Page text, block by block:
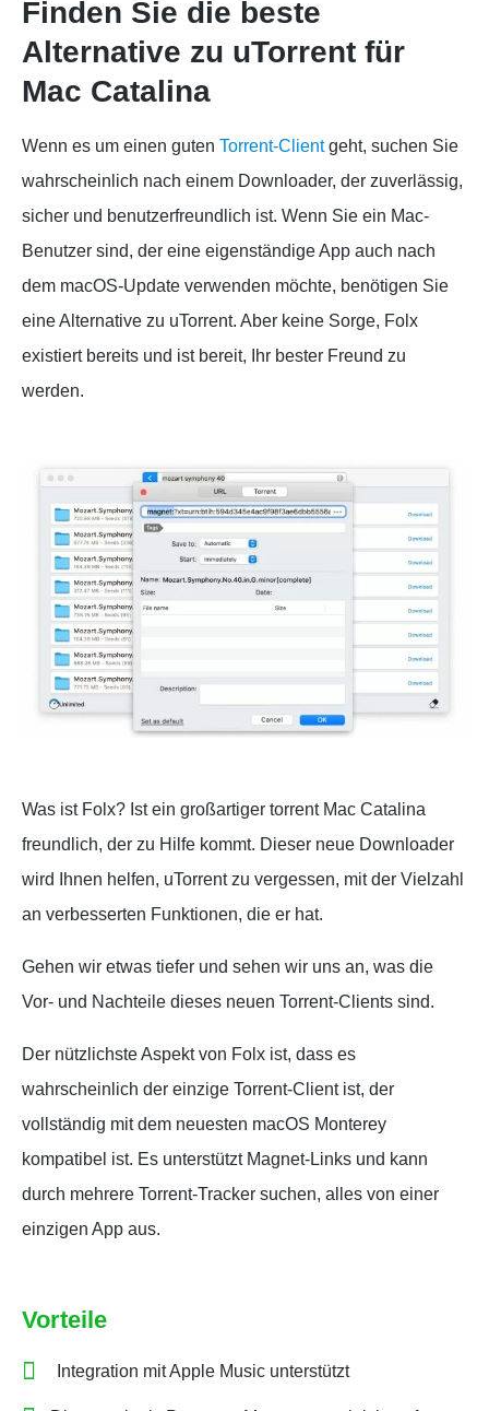
Finden Sie die beste
Alternative zu uTorrent für
Mac Catalina
Wenn es um einen guten Torrent-Clientgeht, suchen Sie
wahrscheinlich nach einem Downloader, der zuverlässig,
sicher und benutzerfreundlich ist. Wenn Sie ein Mac-
Benutzer sind, der eine eigenständige App auch nach
dem macOS-Update verwenden möchte, benötigen Sie
eine Alternative zu uTorrent. Aber keine Sorge, Folx
existiert bereits und ist bereit, Ihr bester Freund zu
werden.
Was ist Folx? Ist ein großartiger torrent Mac Catalina
freundlich, der zu Hilfe kommt. Dieser neue Downloader
wird Ihnen helfen, uTorrent zu vergessen, mit der Vielzahl
an verbesserten Funktionen, die er hat.
Gehen wir etwas tiefer und sehen wir uns an, was die
Vor- und Nachteile dieses neuen Torrent-Clients sind.
Der nützlichste Aspekt von Folx ist, dass es
wahrscheinlich der einzige Torrent-Client ist, der
vollständig mit dem neuesten macOS Monterey
kompatibel ist. Es unterstützt Magnet-Links und kann
durch mehrere Torrent-Tracker suchen, alles von einer
einzigen App aus.
Vorteile
Integration mit Apple Music unterstützt